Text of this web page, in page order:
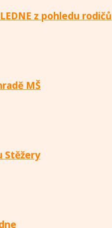
z pohledu rodičů
MŠ
Stěžery